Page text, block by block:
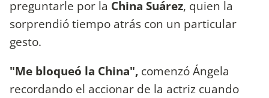
preguntarle por la China Suárez, quien la
sorprendió tiempo atrás con un particular
gesto.
"Me bloqueó la China", comenzó Ángela
recordando el accionar de la actriz cuando